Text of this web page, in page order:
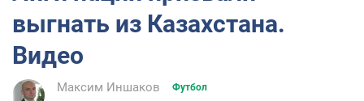
выгнать из Казахстана.
Видео
Максим Иншаков Футбол